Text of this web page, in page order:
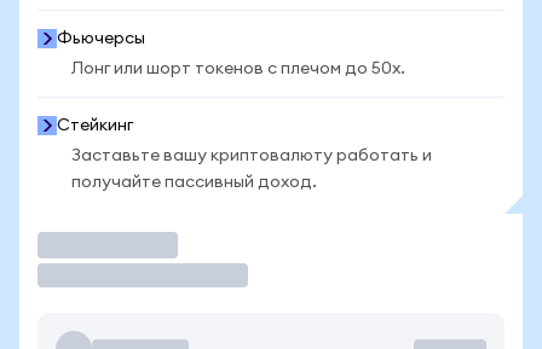
Фьючерсы
Лонг или шорт токенов с плечом до 50x.
Стейкинг
Заставьте вашу криптовалюту работать и
получайте пассивный доход.